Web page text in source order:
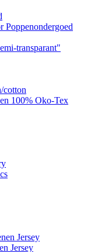
Poppenondergoed
transparant"
cotton
100% Oko-Tex
Jersey
Jersey